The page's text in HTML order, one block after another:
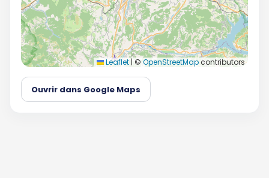
Leaflet | © OpenStreetMapcontributors
Ouvrir dans Google Maps